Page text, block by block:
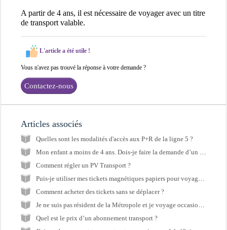
A partir de 4 ans, il est nécessaire de voyager avec un titre
de transport valable.
L'article a été utile !
Vous n'avez pas trouvé la réponse à votre demande ?
Contactez-nous
Articles associés
Quelles sont les modalités d'accès aux P+R de la ligne 5 ?
Mon enfant a moins de 4 ans. Dois-je faire la demande d’un Pass Gratuité ?
Comment régler un PV Transport ?
Puis-je utiliser mes tickets magnétiques papiers pour voyager sur le réseau TaM ?
Comment acheter des tickets sans se déplacer ?
Je ne suis pas résident de la Métropole et je voyage occasionnellement sur le réseau TaM, comment puis-je acheter mon titre de transport ?
Quel est le prix d’un abonnement transport ?